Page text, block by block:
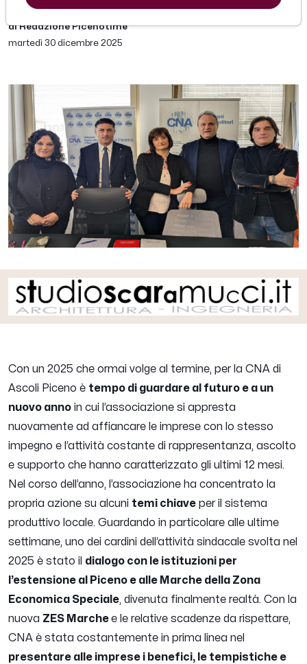
di Redazione Picenotime
martedì 30 dicembre 2025
Con un 2025 che ormai volge al termine, per la CNA di
Ascoli Piceno è tempo di guardare al futuro e a un
nuovo anno in cui l’associazione si appresta
nuovamente ad affiancare le imprese con lo stesso
impegno e l’attività costante di rappresentanza, ascolto
e supporto che hanno caratterizzato gli ultimi 12 mesi.
Nel corso dell’anno, l’associazione ha concentrato la
propria azione su alcuni temi chiave per il sistema
produttivo locale. Guardando in particolare alle ultime
settimane, uno dei cardini dell’attività sindacale svolta nel
2025 è stato il dialogo con le istituzioni per
l’estensione al Piceno e alle Marche della Zona
Economica Speciale, divenuta finalmente realtà. Con la
nuova ZES Marchee le relative scadenze da rispettare,
CNA è stata costantemente in prima linea nel
presentare alle imprese i benefici, le tempistiche e